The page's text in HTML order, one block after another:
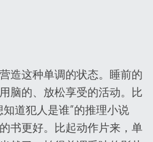
造这种单调的状态。睡前的
脑的、放松享受的活动。比
道犯人是谁”的推理小说
书更好。比起动作片来，单